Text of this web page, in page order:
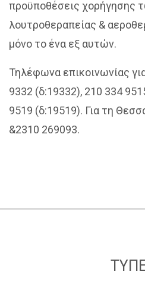
προϋποθέσεις χορήγησης
λουτροθεραπείας &
μόνο το ένα εξ αυτών.
Τηλέφωνα επικοινωνίας
9332 (δ:19332), 210 334
9519 (δ:19519). Για τη
&2310 269093.